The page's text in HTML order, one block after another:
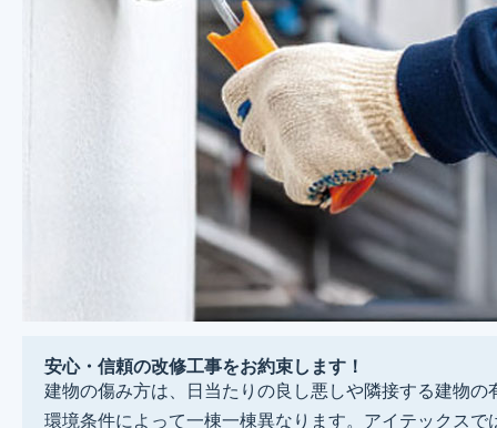
安心・信頼の改修工事をお約束します！
建物の傷み方は、日当たりの良し悪しや隣接する建物の
環境条件によって一棟一棟異なります。アイテックスで